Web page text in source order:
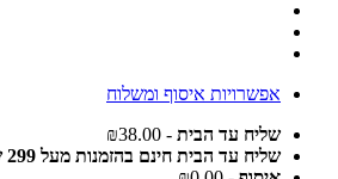
אפשרויות איסוף ומשלוח
שליח עד הבית - ₪38.00
שליח עד הבית חינם בהזמנות מעל 299 שח